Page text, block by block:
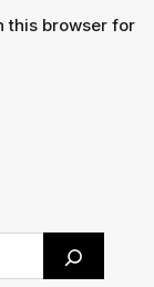
this browser for